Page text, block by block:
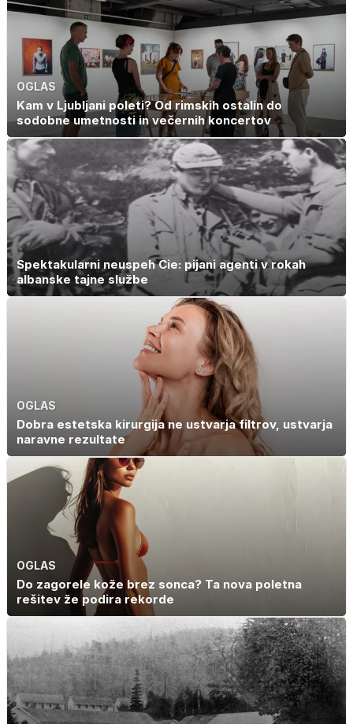
OGLAS
Kam v Ljubljani poleti? Od rimskih ostalin do
sodobne umetnosti in večernih koncertov
Spektakularni neuspeh Cie: pijani agenti v rokah
albanske tajne službe
OGLAS
Dobra estetska kirurgija ne ustvarja filtrov, ustvarja
naravne rezultate
OGLAS
Do zagorele kože brez sonca? Ta nova poletna
rešitev že podira rekorde